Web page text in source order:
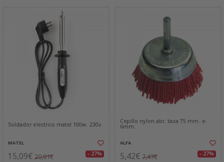
Soldador electrico matel 100w. 230v.
MATEL
15,09€ 20,81€ - 27%
Cepillo nylon abr. taza 75 mm. e-
6mm.
ALFA
5,42€ 7,47€ - 27%